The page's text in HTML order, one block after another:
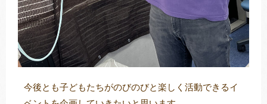
今後とも子どもたちがのびのびと楽しく活動できるイ